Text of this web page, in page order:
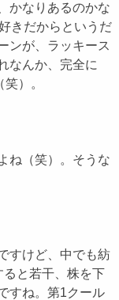
かなりあるのかな
きだからというだ
ンが、ラッキース
なんか、完全に
）。
ね（笑）。そうな
すけど、中でも紡
と若干、株を下
すね。第1クール